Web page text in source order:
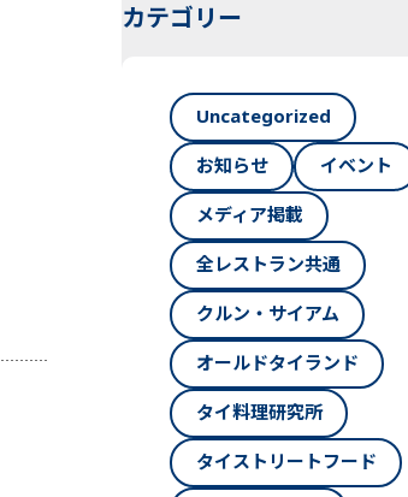
カテゴリー
Uncategorized
お知らせ
イベント
メディア掲載
全レストラン共通
クルン・サイアム
オールドタイランド
タイ料理研究所
タイストリートフード